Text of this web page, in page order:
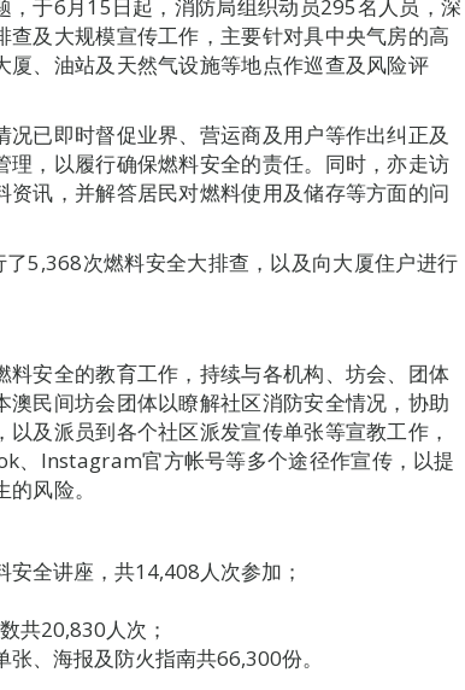
，于6月15日起，消防局组织动员295名人员，深
及大规模宣传工作，主要针对具中央气房的高
厦、油站及天然气设施等地点作巡查及风险评
已即时督促业界、营运商及用户等作出纠正及
，以履行确保燃料安全的责任。同时，亦走访
讯，并解答居民对燃料使用及储存等方面的问
5,368次燃料安全大排查，以及向大厦住户进行
安全的教育工作，持续与各机构、坊会、团体
民间坊会团体以瞭解社区消防安全情况，协助
及派员到各个社区派发宣传单张等宣教工作，
、Instagram官方帐号等多个途径作宣传，以提
风险。
全讲座，共14,408人次参加；
共20,830人次；
、海报及防火指南共66,300份。